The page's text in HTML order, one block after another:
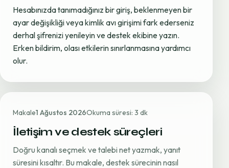
Hesabınızda tanımadığınız bir giriş, beklenmeyen bir
ayar değişikliği veya kimlik avı girişimi fark ederseniz
derhal şifrenizi yenileyin ve destek ekibine yazın.
Erken bildirim, olası etkilerin sınırlanmasına yardımcı
olur.
Makale1 Ağustos 2026Okuma süresi: 3 dk
İletişim ve destek süreçleri
Doğru kanalı seçmek ve talebi net yazmak, yanıt
süresini kısaltır. Bu makale, destek sürecinin nasıl